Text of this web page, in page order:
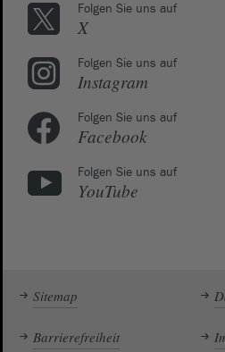
Folgen Sie uns auf
X
Folgen Sie uns auf
Instagram
Folgen Sie uns auf
Facebook
Folgen Sie uns auf
YouTube
Sitemap
Barrierefreiheit